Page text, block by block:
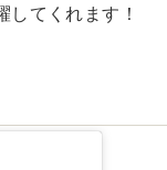
てくれます！